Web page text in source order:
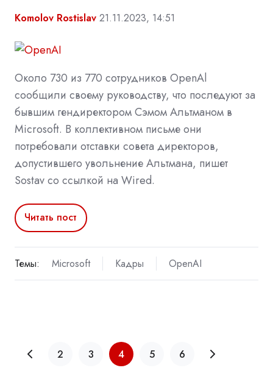
Komolov Rostislav 21.11.2023, 14:51
Около 730 из 770 сотрудников OpenAl
сообщили своему руководству, что последуют за
бывшим гендиректором Сэмом Альтманом в
Microsoft. В коллективном письме они
потребовали отставки совета директоров,
допустившего увольнение Альтмана, пишет
Sostav со ссылкой на Wired.
Читать пост
Темы: Microsoft Кадры OpenAI
2 3 4 5 6